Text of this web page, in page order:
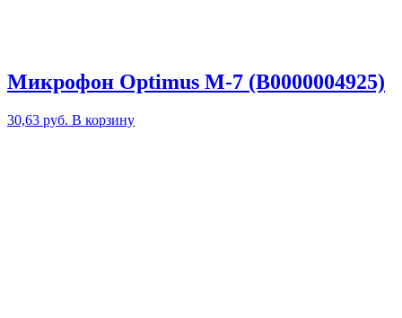
Микрофон Optimus M-7 (В0000004925)
30,63 руб. В корзину